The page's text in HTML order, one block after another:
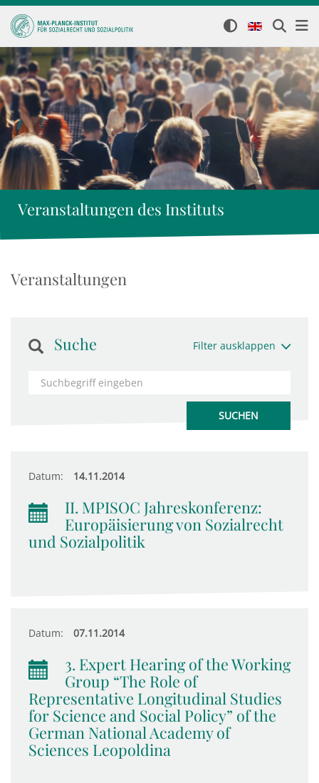
Veranstaltungen des Instituts
Veranstaltungen
Suche Filter ausklappen
Datum: 14.11.2014
II. MPISOC Jahreskonferenz:
Europäisierung von Sozialrecht
und Sozialpolitik
Datum: 07.11.2014
3. Expert Hearing of the Working
Group “The Role of
Representative Longitudinal Studies
for Science and Social Policy” of the
German National Academy of
Sciences Leopoldina